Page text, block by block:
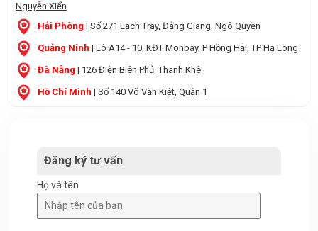
Nguyễn Xiển
Hải Phòng | Số 271 Lạch Tray, Đằng Giang, Ngô Quyền
Quảng Ninh | Lô A14 - 10, KĐT Monbay, P Hồng Hải, TP Hạ Long
Đà Nẵng | 126 Điện Biên Phủ, Thanh Khê
Hồ Chí Minh | Số 140 Võ Văn Kiệt, Quận 1
Đăng ký tư vấn
Họ và tên